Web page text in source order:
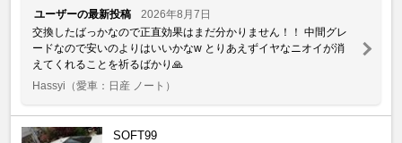
ユーザーの最新投稿
2026年8月7日
交換したばっかなので正直効果はまだ分かりません！！ 中間グレ
ードなので安いのよりはいいかなw とりあえずイヤなニオイが消
えてくれることを祈るばかり🙏
Hassyi （愛車：日産 ノート）
SOFT99